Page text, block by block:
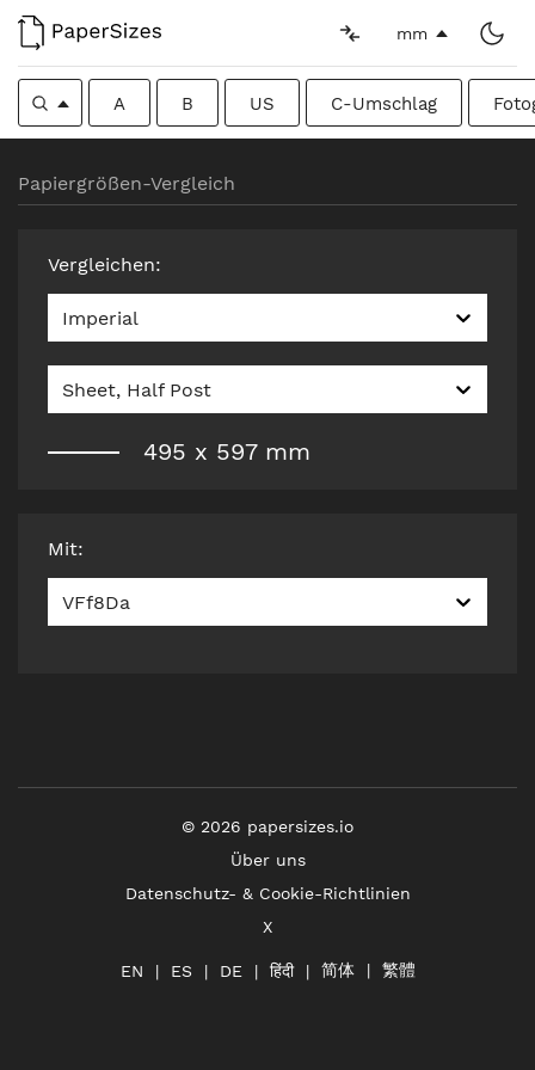
mm
A B US C-Umschlag
Papiergrößen-Vergleich
Vergleichen:
Imperial
Sheet, Half Post
495 x 597 mm
Mit:
VFf8Da
© 2026 papersizes.io
Über uns
Datenschutz- & Cookie-Richtlinien
X
EN ES DE हिंदी 简体 繁體